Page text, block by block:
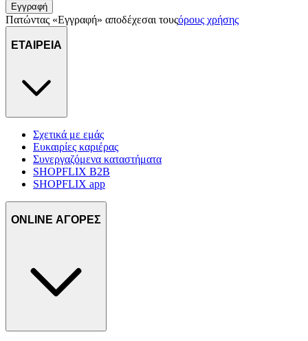
Εγγραφή
Πατώντας «Εγγραφή» αποδέχεσαι τουςόρους χρήσης
ΕΤΑΙΡΕΙΑ
Σχετικά με εμάς
Ευκαιρίες καριέρας
Συνεργαζόμενα καταστήματα
SHOPFLIX B2B
SHOPFLIX app
ONLINE ΑΓΟΡΕΣ